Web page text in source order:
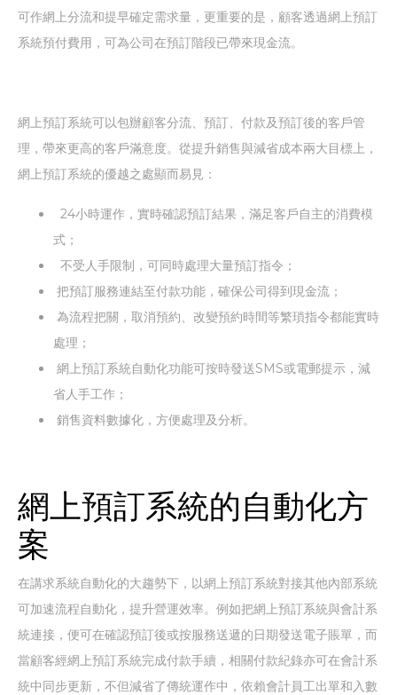
可作網上分流和提早確定需求量，更重要的是，顧客透過網上預訂
系統預付費用，可為公司在預訂階段已帶來現金流。
網上預訂系統可以包辦顧客分流、預訂、付款及預訂後的客戶管
理，帶來更高的客戶滿意度。從提升銷售與減省成本兩大目標上，
網上預訂系統的優越之處顯而易見：
24小時運作，實時確認預訂結果，滿足客戶自主的消費模
式；
不受人手限制，可同時處理大量預訂指令；
把預訂服務連結至付款功能，確保公司得到現金流；
為流程把關，取消預約、改變預約時間等繁瑣指令都能實時
處理；
網上預訂系統自動化功能可按時發送SMS或電郵提示，減
省人手工作；
銷售資料數據化，方便處理及分析。
網上預訂系統的自動化方
案
在講求系統自動化的大趨勢下，以網上預訂系統對接其他內部系統
可加速流程自動化，提升營運效率。例如把網上預訂系統與會計系
統連接，便可在確認預訂後或按服務送遞的日期發送電子賬單，而
當顧客經網上預訂系統完成付款手續，相關付款紀錄亦可在會計系
統中同步更新，不但減省了傳統運作中，依賴會計員工出單和入數